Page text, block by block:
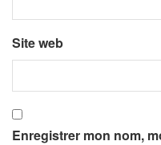
Site web
Enregistrer mon nom,